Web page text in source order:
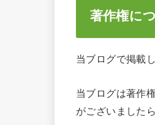
著作権に
当ブログで掲載
当ブログは著作
がございました